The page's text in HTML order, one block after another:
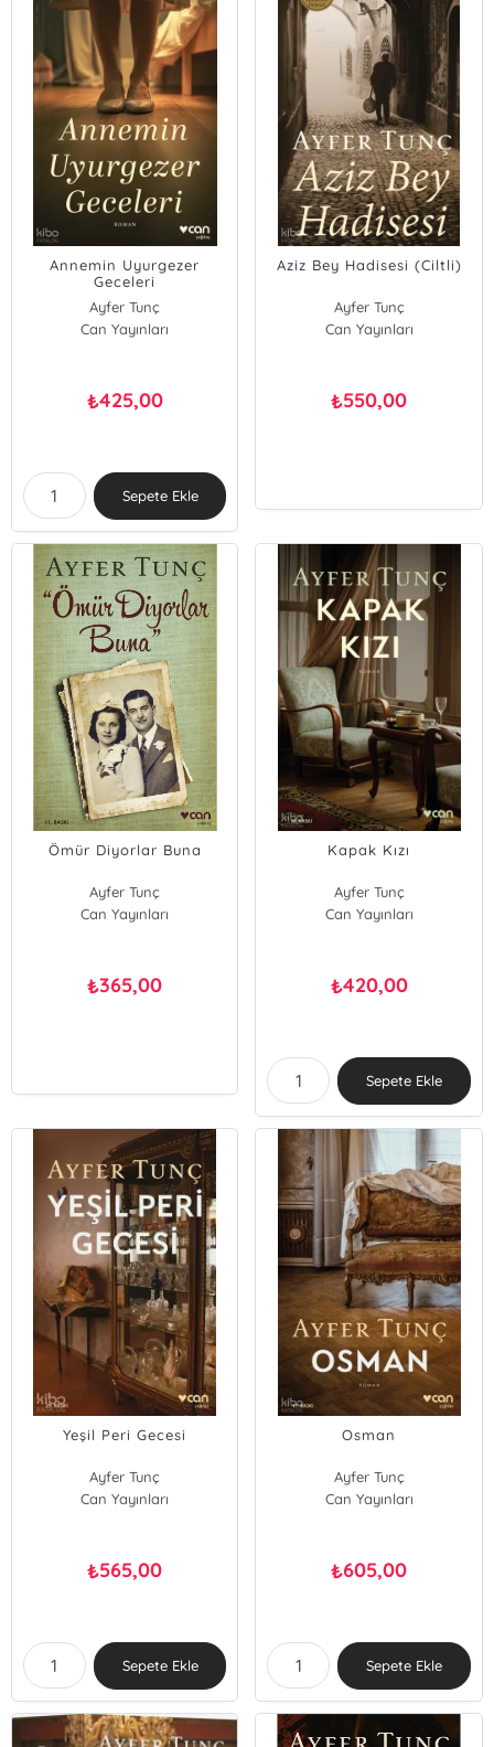
Annemin Uyurgezer
Geceleri
Ayfer Tunç
Can Yayınları
₺425,00
Sepete Ekle
Aziz Bey Hadisesi (Ciltli)
Ayfer Tunç
Can Yayınları
₺550,00
Ömür Diyorlar Buna
Ayfer Tunç
Can Yayınları
₺365,00
Kapak Kızı
Ayfer Tunç
Can Yayınları
₺420,00
Sepete Ekle
Yeşil Peri Gecesi
Ayfer Tunç
Can Yayınları
₺565,00
Sepete Ekle
Osman
Ayfer Tunç
Can Yayınları
₺605,00
Sepete Ekle